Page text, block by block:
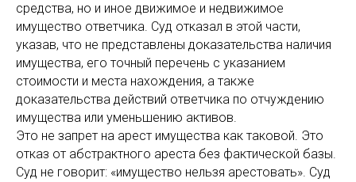
средства, но и иное движимое и недвижимое
имущество ответчика. Суд отказал в этой части,
указав, что не представлены доказательства наличия
имущества, его точный перечень с указанием
стоимости и места нахождения, а также
доказательства действий ответчика по отчуждению
имущества или уменьшению активов.
Это не запрет на арест имущества как таковой. Это
отказ от абстрактного ареста без фактической базы.
Суд не говорит: «имущество нельзя арестовать». Суд